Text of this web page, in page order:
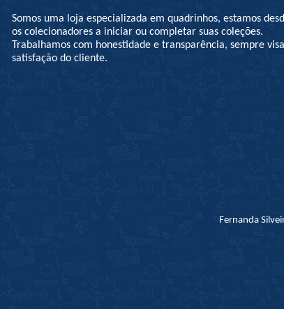
Somos uma loja especializada em quadrinhos, estamos
os colecionadores a iniciar ou completar suas coleções.
Trabalhamos com honestidade e transparência, sempre
satisfação do cliente.
Fernanda